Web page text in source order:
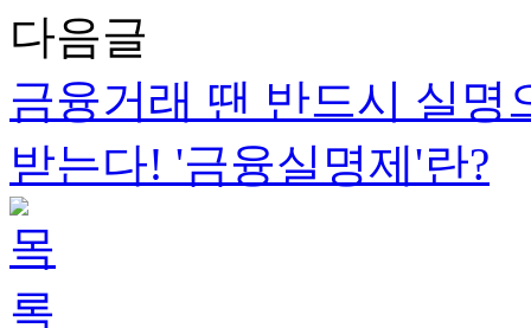
다음글
금융거래 땐 반드시 실
받는다! '금융실명제'란?